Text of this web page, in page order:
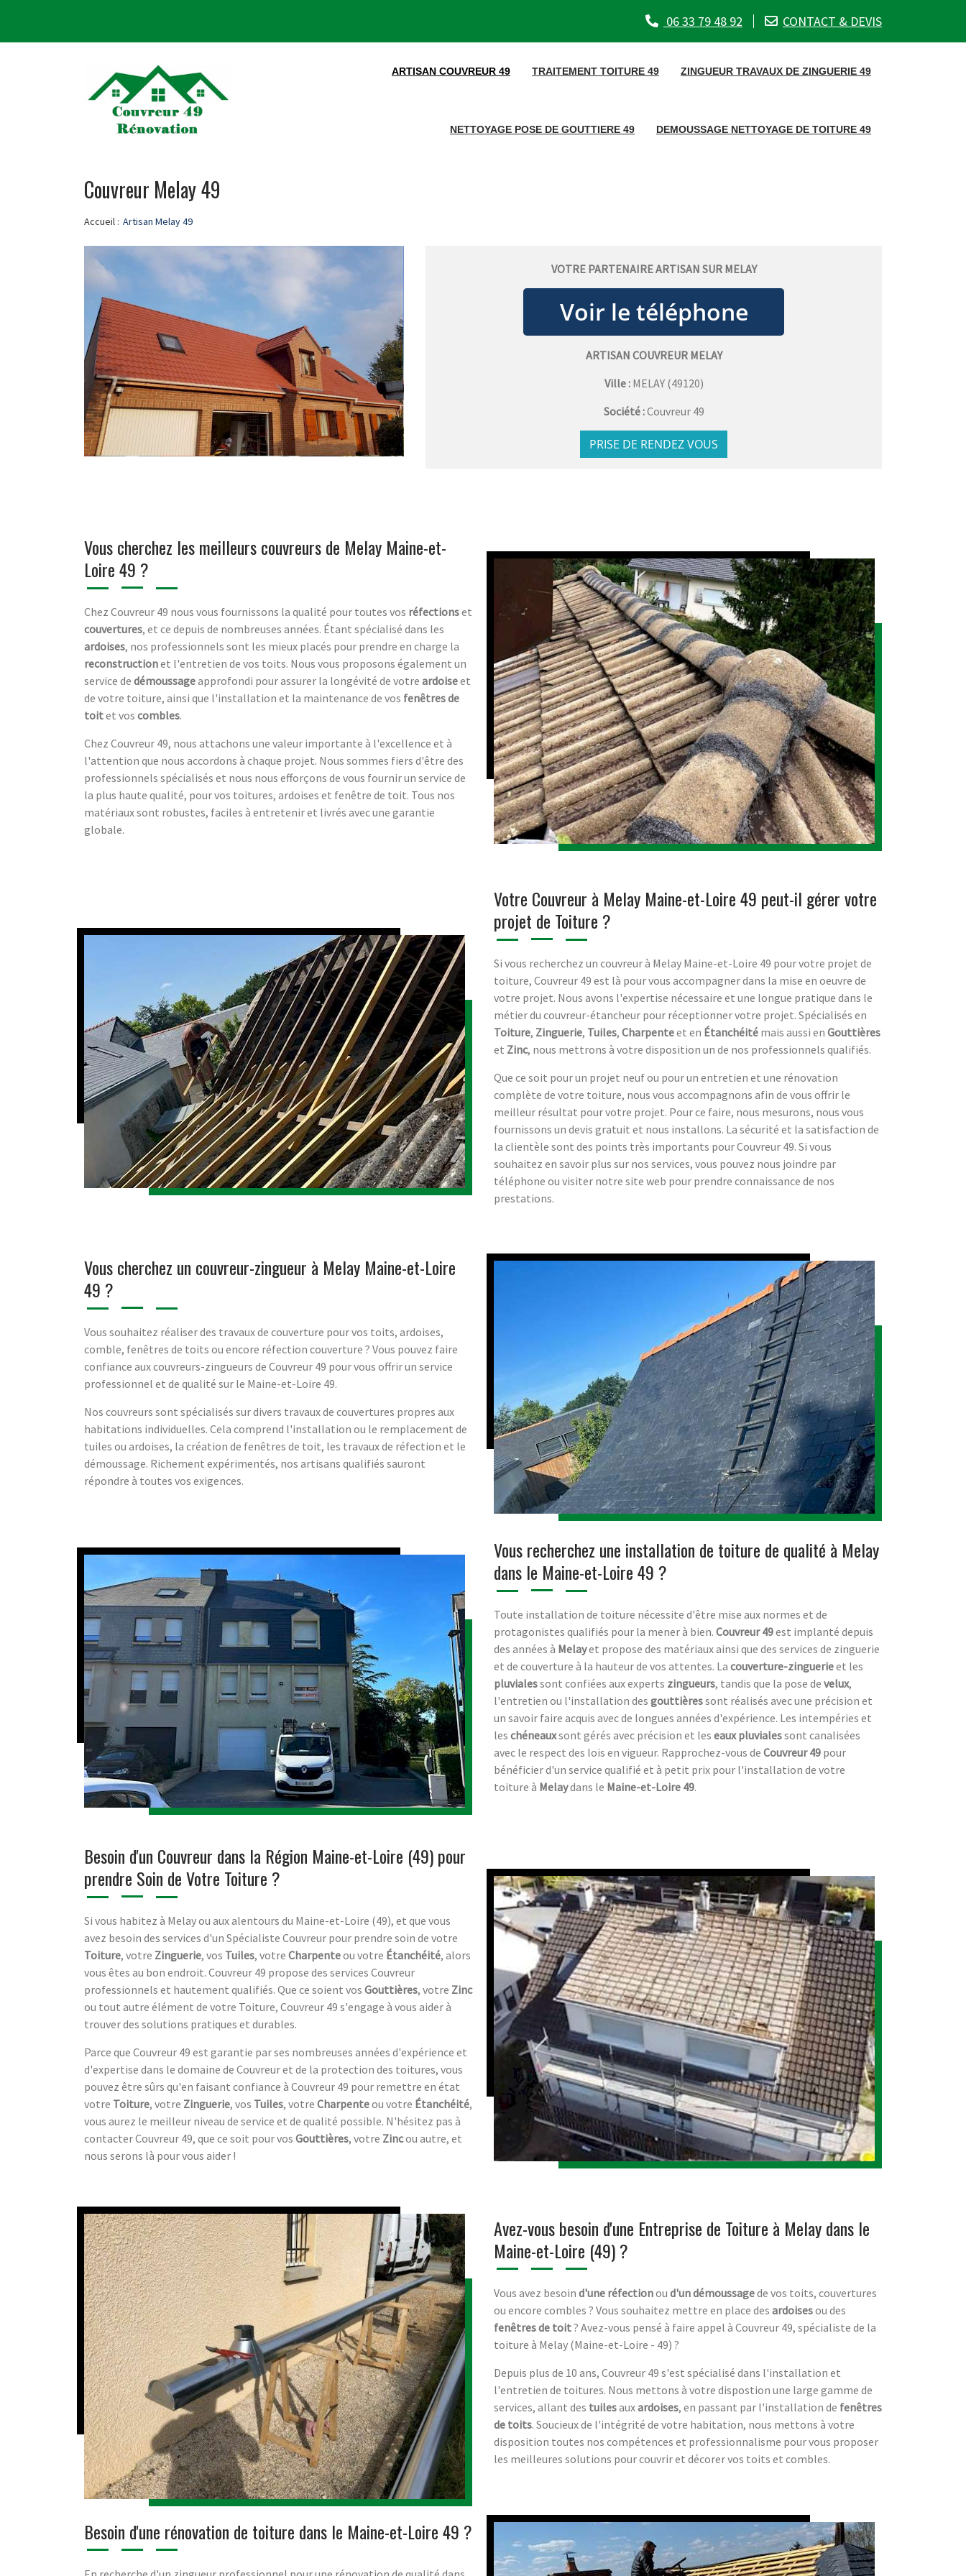
06 33 79 48 92 CONTACT & DEVIS
ARTISAN COUVREUR 49 TRAITEMENT TOITURE 49 ZINGUEUR TRAVAUX DE ZINGUERIE 49
NETTOYAGE POSE DE GOUTTIERE 49 DEMOUSSAGE NETTOYAGE DE TOITURE 49
Couvreur Melay 49
Accueil : Artisan Melay 49
VOTRE PARTENAIRE ARTISAN SUR MELAY
ARTISAN COUVREUR MELAY
Ville : MELAY(49120)
Société :Couvreur 49
PRISE DE RENDEZ VOUS
Vous cherchez les meilleurs couvreurs de Melay Maine-et-
Loire 49 ?
Chez Couvreur 49 nous vous fournissons la qualité pour toutes vos réfectionset
couvertures, et ce depuis de nombreuses années. Étant spécialisé dans les
ardoises, nos professionnels sont les mieux placés pour prendre en charge la
reconstructionet l'entretien de vos toits. Nous vous proposons également un
service de démoussageapprofondi pour assurer la longévité de votre ardoiseet
de votre toiture, ainsi que l'installation et la maintenance de vos fenêtres de
toitet vos combles.
Chez Couvreur 49, nous attachons une valeur importante à l'excellence et à
l'attention que nous accordons à chaque projet. Nous sommes fiers d'être des
professionnels spécialisés et nous nous efforçons de vous fournir un service de
la plus haute qualité, pour vos toitures, ardoises et fenêtre de toit. Tous nos
matériaux sont robustes, faciles à entretenir et livrés avec une garantie
globale.
Votre Couvreur à Melay Maine-et-Loire 49 peut-il gérer votre
projet de Toiture ?
Si vous recherchez un couvreur à Melay Maine-et-Loire 49 pour votre projet de
toiture, Couvreur 49 est là pour vous accompagner dans la mise en oeuvre de
votre projet. Nous avons l'expertise nécessaire et une longue pratique dans le
métier du couvreur-étancheur pour réceptionner votre projet. Spécialisés en
Toiture, Zinguerie, Tuiles, Charpenteet en Étanchéité mais aussi en Gouttières
et Zinc, nous mettrons à votre disposition un de nos professionnels qualifiés.
Que ce soit pour un projet neuf ou pour un entretien et une rénovation
complète de votre toiture, nous vous accompagnons afin de vous offrir le
meilleur résultat pour votre projet. Pour ce faire, nous mesurons, nous vous
fournissons un devis gratuit et nous installons. La sécurité et la satisfaction de
la clientèle sont des points très importants pour Couvreur 49. Si vous
souhaitez en savoir plus sur nos services, vous pouvez nous joindre par
téléphone ou visiter notre site web pour prendre connaissance de nos
prestations.
Vous cherchez un couvreur-zingueur à Melay Maine-et-Loire
49 ?
Vous souhaitez réaliser des travaux de couverture pour vos toits, ardoises,
comble, fenêtres de toits ou encore réfection couverture ? Vous pouvez faire
confiance aux couvreurs-zingueurs de Couvreur 49 pour vous offrir un service
professionnel et de qualité sur le Maine-et-Loire 49.
Nos couvreurs sont spécialisés sur divers travaux de couvertures propres aux
habitations individuelles. Cela comprend l'installation ou le remplacement de
tuiles ou ardoises, la création de fenêtres de toit, les travaux de réfection et le
démoussage. Richement expérimentés, nos artisans qualifiés sauront
répondre à toutes vos exigences.
Vous recherchez une installation de toiture de qualité à Melay
dans le Maine-et-Loire 49 ?
Toute installation de toiture nécessite d'être mise aux normes et de
protagonistes qualifiés pour la mener à bien. Couvreur 49est implanté depuis
des années à Melayet propose des matériaux ainsi que des services de zinguerie
et de couverture à la hauteur de vos attentes. La couverture-zinguerieet les
pluvialessont confiées aux experts zingueurs, tandis que la pose de velux,
l'entretien ou l'installation des gouttièressont réalisés avec une précision et
un savoir faire acquis avec de longues années d'expérience. Les intempéries et
les chéneauxsont gérés avec précision et les eaux pluvialessont canalisées
avec le respect des lois en vigueur. Rapprochez-vous de Couvreur 49 pour
bénéficier d'un service qualifié et à petit prix pour l'installation de votre
toiture à Melaydans le Maine-et-Loire 49.
Besoin d'un Couvreur dans la Région Maine-et-Loire (49) pour
prendre Soin de Votre Toiture ?
Si vous habitez à Melay ou aux alentours du Maine-et-Loire (49), et que vous
avez besoin des services d'un Spécialiste Couvreur pour prendre soin de votre
Toiture, votre Zinguerie, vos Tuiles, votre Charpenteou votre Étanchéité, alors
vous êtes au bon endroit. Couvreur 49 propose des services Couvreur
professionnels et hautement qualifiés. Que ce soient vos Gouttières, votre Zinc
ou tout autre élément de votre Toiture, Couvreur 49 s'engage à vous aider à
trouver des solutions pratiques et durables.
Parce que Couvreur 49 est garantie par ses nombreuses années d'expérience et
d'expertise dans le domaine de Couvreur et de la protection des toitures, vous
pouvez être sûrs qu'en faisant confiance à Couvreur 49 pour remettre en état
votre Toiture, votre Zinguerie, vos Tuiles, votre Charpenteou votre Étanchéité,
vous aurez le meilleur niveau de service et de qualité possible. N'hésitez pas à
contacter Couvreur 49, que ce soit pour vos Gouttières, votre Zincou autre, et
nous serons là pour vous aider !
Avez-vous besoin d'une Entreprise de Toiture à Melay dans le
Maine-et-Loire (49) ?
Vous avez besoin d'une réfectionou d'un démoussagede vos toits, couvertures
ou encore combles ? Vous souhaitez mettre en place des ardoisesou des
fenêtres de toit? Avez-vous pensé à faire appel à Couvreur 49, spécialiste de la
toiture à Melay (Maine-et-Loire - 49) ?
Depuis plus de 10 ans, Couvreur 49 s'est spécialisé dans l'installation et
l'entretien de toitures. Nous mettons à votre dispostion une large gamme de
services, allant des tuilesauxardoises, en passant par l'installation de fenêtres
de toits. Soucieux de l'intégrité de votre habitation, nous mettons à votre
disposition toutes nos compétences et professionnalisme pour vous proposer
les meilleures solutions pour couvrir et décorer vos toits et combles.
Besoin d'une rénovation de toiture dans le Maine-et-Loire 49 ?